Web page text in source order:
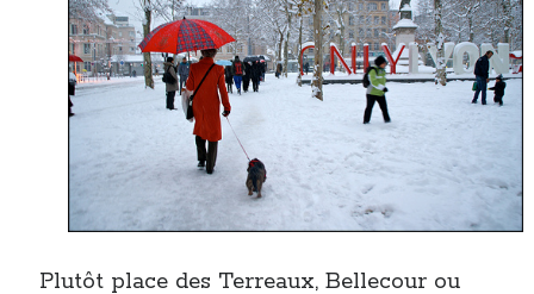
personnelle
On parle de quoi ?
Bon plan du dimanche
Coup de coeur
Daddy
Geek
Plutôt place des Terreaux, Bellecour ou